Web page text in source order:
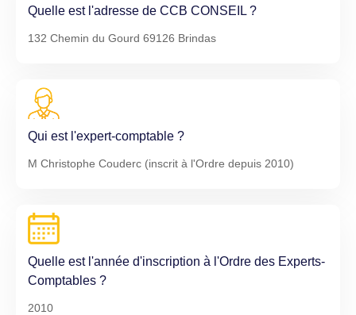
Quelle est l'adresse de CCB CONSEIL ?
132 Chemin du Gourd 69126 Brindas
Qui est l'expert-comptable ?
M Christophe Couderc (inscrit à l'Ordre depuis 2010)
Quelle est l'année d'inscription à l'Ordre des Experts-
Comptables ?
2010